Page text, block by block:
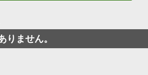
りません。